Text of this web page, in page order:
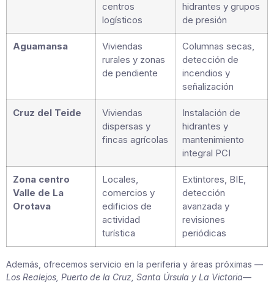
centros
logísticos
hidrantes y grupos
de presión
Aguamansa
Viviendas
rurales y zonas
de pendiente
Columnas secas,
detección de
incendios y
señalización
Cruz del Teide
Viviendas
dispersas y
fincas agrícolas
Instalación de
hidrantes y
mantenimiento
integral PCI
Zona centro
Valle de La
Orotava
Locales,
comercios y
edificios de
actividad
turística
Extintores, BIE,
detección
avanzada y
revisiones
periódicas
Además, ofrecemos servicio en la periferia y áreas próximas —
Los Realejos, Puerto de la Cruz, Santa Úrsula y La Victoria—